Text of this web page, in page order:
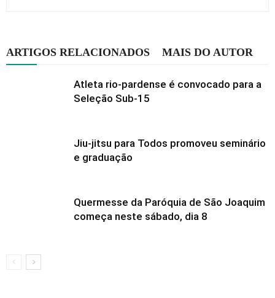
ARTIGOS RELACIONADOS MAIS DO AUTOR
Atleta rio-pardense é convocado para a
Seleção Sub-15
Jiu-jitsu para Todos promoveu seminário
e graduação
Quermesse da Paróquia de São Joaquim
começa neste sábado, dia 8